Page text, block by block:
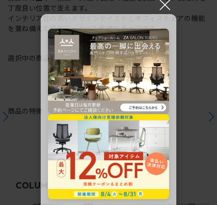
丁度良い位置で支えます。
インテリア性の高いデザインテイストとオフィスチェアの機能
を兼ね備えた在宅ワークにも最適なチェアです。
選択中の商品情報保証注意事項
商品の特徴
COLUMN 関連コラム